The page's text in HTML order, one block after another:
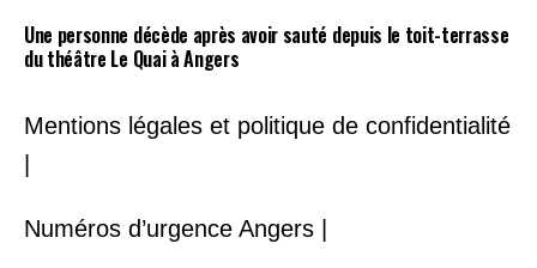
Une personne décède après avoir sauté depuis le toit-terrasse
du théâtre Le Quai à Angers
Mentions légales et politique de confidentialité
|
Numéros d’urgence Angers |